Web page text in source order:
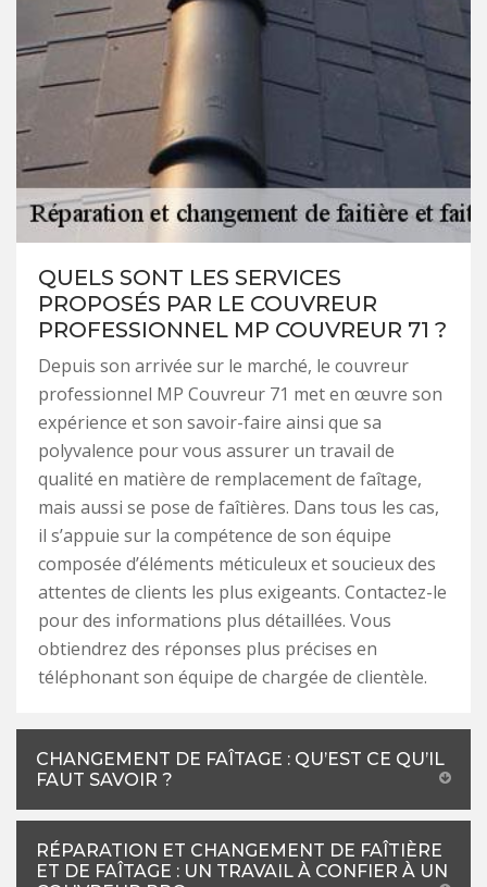
QUELS SONT LES SERVICES
PROPOSÉS PAR LE COUVREUR
PROFESSIONNEL MP COUVREUR 71 ?
Depuis son arrivée sur le marché, le couvreur
professionnel MP Couvreur 71 met en œuvre son
expérience et son savoir-faire ainsi que sa
polyvalence pour vous assurer un travail de
qualité en matière de remplacement de faîtage,
mais aussi se pose de faîtières. Dans tous les cas,
il s’appuie sur la compétence de son équipe
composée d’éléments méticuleux et soucieux des
attentes de clients les plus exigeants. Contactez-le
pour des informations plus détaillées. Vous
obtiendrez des réponses plus précises en
téléphonant son équipe de chargée de clientèle.
CHANGEMENT DE FAÎTAGE : QU’EST CE QU’IL
FAUT SAVOIR ?
RÉPARATION ET CHANGEMENT DE FAÎTIÈRE
ET DE FAÎTAGE : UN TRAVAIL À CONFIER À UN